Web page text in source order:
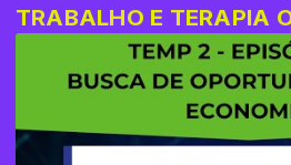
TRABALHO E TERAPIA